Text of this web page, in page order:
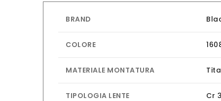
BRAND
COLORE
MATERIALE MONTATURA
TIPOLOGIA LENTE Cr